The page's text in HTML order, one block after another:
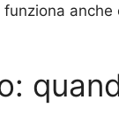
anche